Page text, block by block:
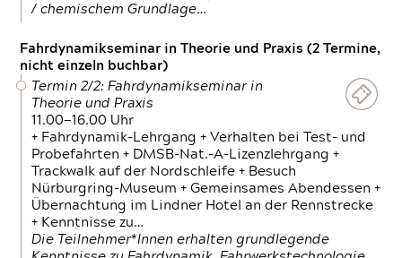
/ chemischem Grundlage…
Fahrdynamikseminar in Theorie und Praxis (2 Termine,
nicht einzeln buchbar)
Termin 2/2: Fahrdynamikseminar in
Theorie und Praxis
11.00—16.00 Uhr
+ Fahrdynamik-Lehrgang + Verhalten bei Test- und
Probefahrten + DMSB-Nat.-A-Lizenzlehrgang +
Trackwalk auf der Nordschleife + Besuch
Nürburgring-Museum + Gemeinsames Abendessen +
Übernachtung im Lindner Hotel an der Rennstrecke
+ Kenntnisse zu…
Die Teilnehmer*Innen erhalten grundlegende